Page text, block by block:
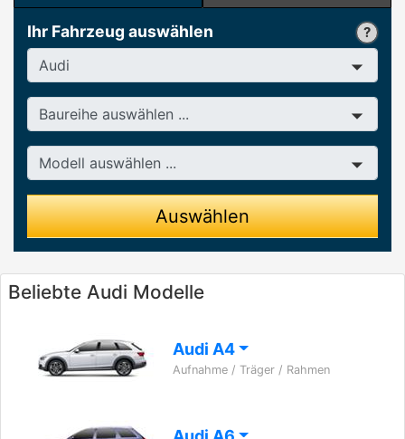
Ihr Fahrzeug auswählen
Hersteller
Baureihe
Modell
Auswählen
Beliebte Audi Modelle
Audi A4
Aufnahme / Träger / Rahmen